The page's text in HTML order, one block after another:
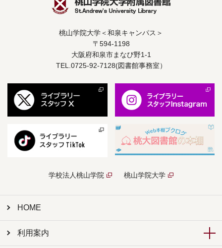
桃山学院大学＜和泉キャンパス＞
〒594-1198
大阪府和泉市まなび野1-1
TEL.0725-92-7128(図書館事務室）
学校法人桃山学院 桃山学院大学
HOME
利用案内